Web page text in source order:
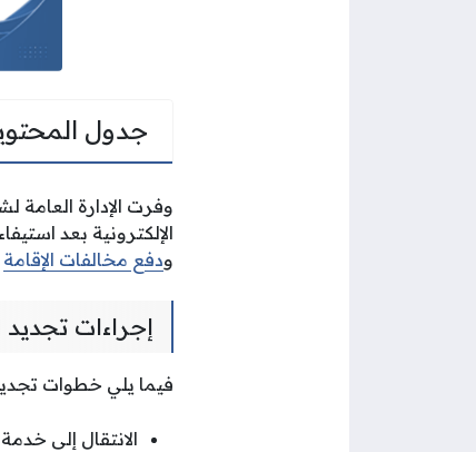
جدول
وفرت الإدارة العامة
الإلكترونية بعد
ودفع مخالفات الإقامة
إجراءات تجديد
فيما يلي خطوات تجديد
الانتقال إلى